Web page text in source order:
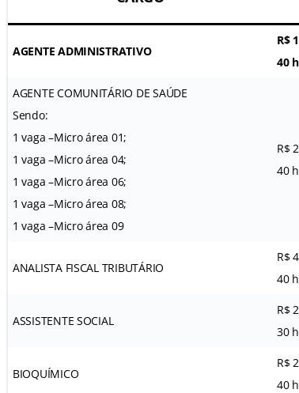
AGENTE ADMINISTRATIVO
R$
40
AGENTE COMUNITÁRIO DE SAÚDE
Sendo:
1 vaga –Micro área 01;
1 vaga –Micro área 04;
1 vaga –Micro área 06;
1 vaga –Micro área 08;
1 vaga –Micro área 09
R$
40
ANALISTA FISCAL TRIBUTÁRIO
R$
40
ASSISTENTE SOCIAL
R$
30
BIOQUÍMICO
R$
40